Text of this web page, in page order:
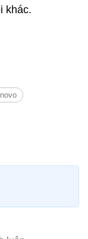
khác.